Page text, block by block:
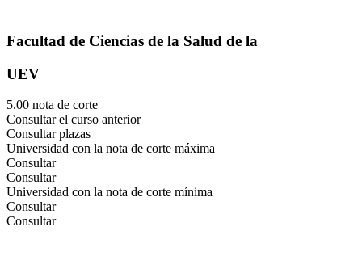
Facultad de Ciencias de la Salud de la
UEV
5.00 nota de corte
Consultar el curso anterior
Consultar plazas
Universidad con la nota de corte máxima
Consultar
Consultar
Universidad con la nota de corte mínima
Consultar
Consultar